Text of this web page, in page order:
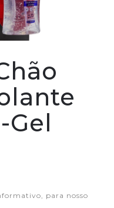
Gel
para nosso